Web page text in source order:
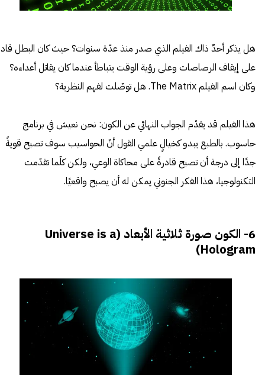
هل يذكر أحدٌ ذاك الفيلم الذي صدر منذ عدّة سنوات؟ حيث كان البطل
على إيقاف الرصاصات وعلى رؤية الوقت يتباطأ عندما كان يقاتل أعداءه؟
وكان اسم الفيلم The Matrix. هل توصّلت لفهم النظرية؟
هذا الفيلم قد يقدّم الجواب النهائي عن الكون: نحن نعيش في برنامج
حاسوب. بالطبع يبدو كخيالٍ علمي القول أنّ الحواسيب سوف تصبح قويةً
جدًا إلى درجة أن تصبح قادرةً على محاكاة الوعي، ولكن كلّما تقدّمت
التكنولوجيا، هذا الفكر الجنوني يمكن له أن يصبح واقعيًا.
6- الكون صورة ثلاثية الأبعاد (Universe is a
Hologram)